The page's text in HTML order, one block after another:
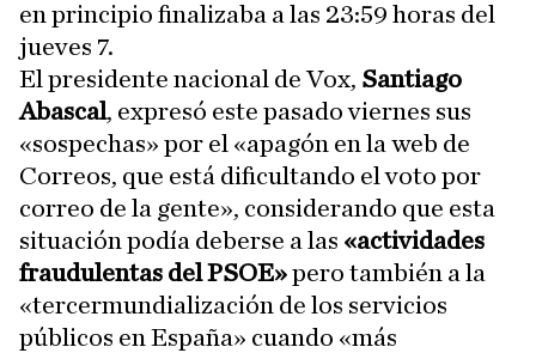
en principio finalizaba a las 23:59 horas del
jueves 7.
El presidente nacional de Vox, Santiago
Abascal, expresó este pasado viernes sus
«sospechas» por el «apagón en la web de
Correos, que está dificultando el voto por
correo de la gente», considerando que esta
situación podía deberse a las «actividades
fraudulentas del PSOE»pero también a la
«tercermundialización de los servicios
públicos en España» cuando «más